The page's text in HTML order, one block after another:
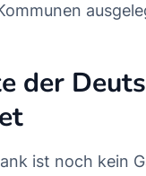
der
ist noch kein